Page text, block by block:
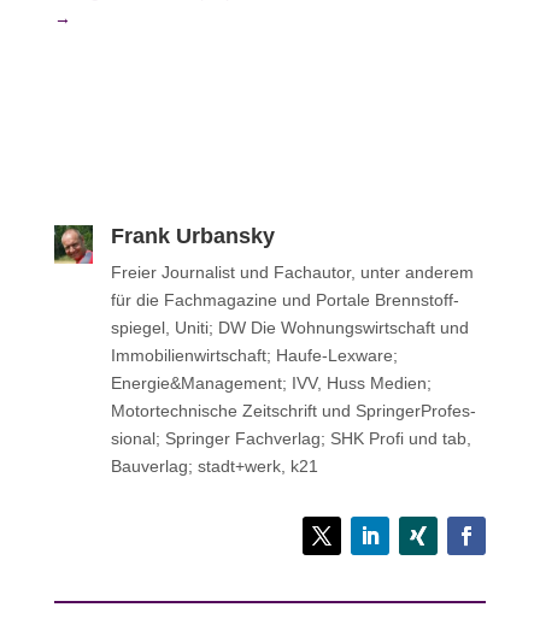
→
Frank Urbansky
Freier Jour­na­list und Fach­au­tor, unter anderem
für die Fach­ma­ga­zine und Portale Brenn­stoff­
spie­gel, Uniti; DW Die Woh­nungs­wirt­schaft und
Immo­bi­li­en­wirt­schaft; Haufe-Lexware;
Energie&Management; IVV, Huss Medien;
Motor­tech­ni­sche Zeit­schrift und Sprin­ger­Pro­fes­
sio­nal; Sprin­ger Fachverlag; SHK Profi und tab,
Bau­ver­lag; stadt+werk, k21